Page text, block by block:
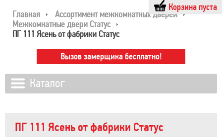
Корзина пуста
Главная
Ассортимент межкомнатных дверей
Межкомнатные двери Статус
ПГ 111 Ясень от фабрики Статус
ПГ 111 Ясень от фабрики Статус